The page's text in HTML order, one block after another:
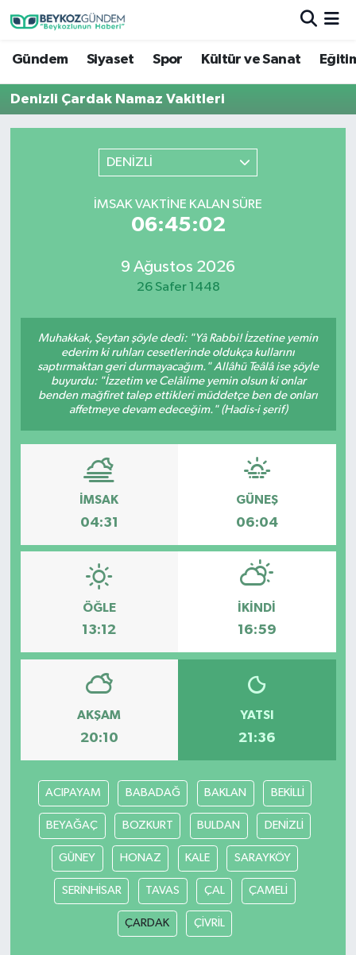
Gündem Siyaset Spor Kültür ve Sanat
Denizli Çardak Namaz Vakitleri
DENİZLİ
İMSAK VAKTINE KALAN SÜRE
06:45:02
9 Ağustos 2026
26 Safer 1448
Muhakkak, Şeytan şöyle dedi: "Yâ Rabbi! İzzetine yemin
ederim ki ruhları cesetlerinde oldukça kullarını
saptırmaktan geri durmayacağım." Allâhü Teâlâ ise şöyle
buyurdu: "İzzetim ve Celâlime yemin olsun ki onlar
benden mağfiret talep ettikleri müddetçe ben de onları
affetmeye devam edeceğim." (Hadis-i şerif)
İMSAK
04:31
GÜNEŞ
06:04
ÖĞLE
13:12
İKINDI
16:59
AKŞAM
20:10
YATSI
21:36
ACIPAYAM BABADAĞ BAKLAN BEKİLLİ
BEYAĞAÇ BOZKURT BULDAN DENİZLİ
GÜNEY HONAZ KALE SARAYKÖY
SERİNHİSAR TAVAS ÇAL ÇAMELİ
ÇARDAK ÇİVRİL
Hava Durumu
Trafik Durumu
Son Dakika Haberleri